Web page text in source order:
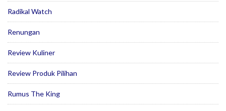
Radikal Watch
Renungan
Review Kuliner
Review Produk Pilihan
Rumus The King